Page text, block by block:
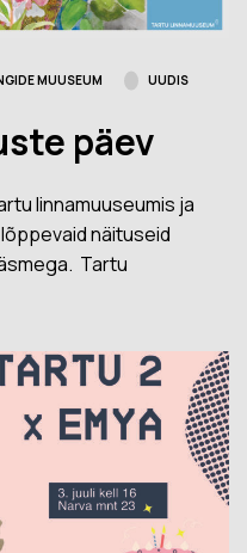
MUUSEUM UUDIS
päev
linnamuuseumis ja
näituseid
Tartu